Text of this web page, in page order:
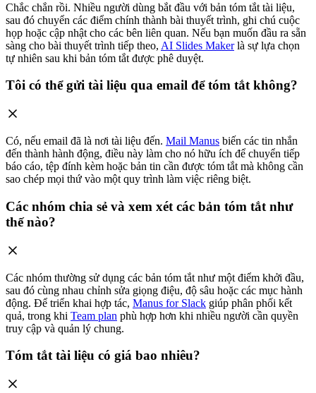
Chắc chắn rồi. Nhiều người dùng bắt đầu với bản tóm tắt tài liệu,
sau đó chuyển các điểm chính thành bài thuyết trình, ghi chú cuộc
họp hoặc cập nhật cho các bên liên quan. Nếu bạn muốn đầu ra sẵn
sàng cho bài thuyết trình tiếp theo, AI Slides Makerlà sự lựa chọn
tự nhiên sau khi bản tóm tắt được phê duyệt.
Tôi có thể gửi tài liệu qua email để tóm tắt không?
Có, nếu email đã là nơi tài liệu đến. Mail Manus biến các tin nhắn
đến thành hành động, điều này làm cho nó hữu ích để chuyển tiếp
báo cáo, tệp đính kèm hoặc bản tin cần được tóm tắt mà không cần
sao chép mọi thứ vào một quy trình làm việc riêng biệt.
Các nhóm chia sẻ và xem xét các bản tóm tắt như
thế nào?
Các nhóm thường sử dụng các bản tóm tắt như một điểm khởi đầu,
sau đó cùng nhau chỉnh sửa giọng điệu, độ sâu hoặc các mục hành
động. Để triển khai hợp tác, Manus for Slack giúp phân phối kết
quả, trong khi Team plan phù hợp hơn khi nhiều người cần quyền
truy cập và quản lý chung.
Tóm tắt tài liệu có giá bao nhiêu?